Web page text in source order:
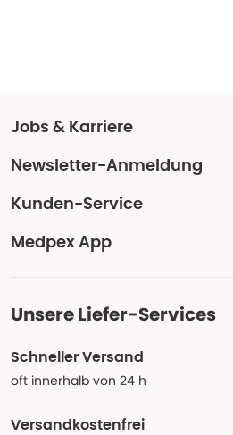
Jobs & Karriere
Newsletter-Anmeldung
Kunden-Service
Medpex App
Unsere Liefer-Services
Schneller Versand
oft innerhalb von 24 h
Versandkostenfrei